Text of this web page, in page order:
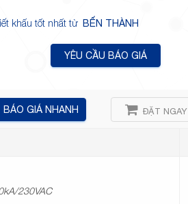
khấu tốt nhất từ BẾN THÀNH
YÊU CẦU BÁO GIÁ
BÁO GIÁ NHANH ĐẶT NGAY
230VAC